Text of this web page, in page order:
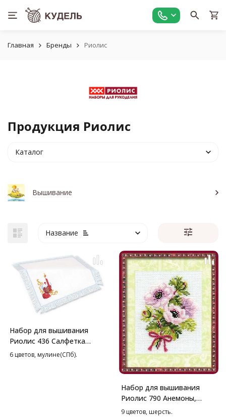
Главная Бренды Риолис
Продукция Риолис
Каталог
Вышивание
Название
Набор для вышивания
Риолис 436 Салфетка
Пасхальный набор, 27*27
6 цветов, мулине(СПб).
Набор для вышивания
Риолис 790 Анемоны,
13*16 см
9 цветов, шерсть.